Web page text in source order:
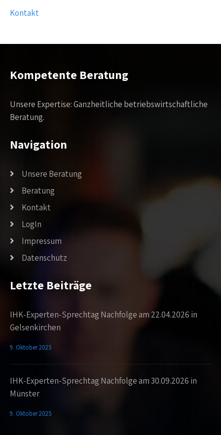
Kontakt
Kompetente Beratung
Unsere Expertise: Ganzheitliche betriebswirtschaftliche
Beratung.
Navigation
Unsere Beratung
Beratung
Kontakt
LogIn
Impressum
Datenschutz
Letzte Beiträge
IHK-Experten-Sprechtag Nachfolge am 22.04.2026 in
Gelsenkirchen
9. Oktober 2025
IHK-Experten-Sprechtag Nachfolge am 30.09.2026 in
Münster
9. Oktober 2025